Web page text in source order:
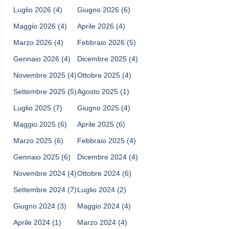
Luglio 2026 (4) Giugno 2026 (6)
Maggio 2026 (4) Aprile 2026 (4)
Marzo 2026 (4) Febbraio 2026 (5)
Gennaio 2026 (4) Dicembre 2025 (4)
Novembre 2025 (4)Ottobre 2025 (4)
Settembre 2025 (5)Agosto 2025 (1)
Luglio 2025 (7) Giugno 2025 (4)
Maggio 2025 (6) Aprile 2025 (6)
Marzo 2025 (6) Febbraio 2025 (4)
Gennaio 2025 (6) Dicembre 2024 (4)
Novembre 2024 (4)Ottobre 2024 (6)
Settembre 2024 (7)Luglio 2024 (2)
Giugno 2024 (3) Maggio 2024 (4)
Aprile 2024 (1) Marzo 2024 (4)